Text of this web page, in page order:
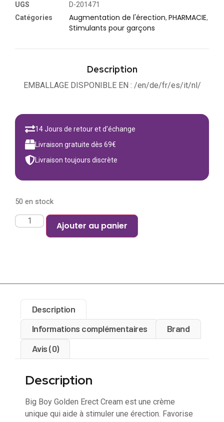
UGS
D-201471
Catégories
Augmentation de l'érection, PHARMACIE,
Stimulants pour garçons
Description
EMBALLAGE DISPONIBLE EN : /en/de/fr/es/it/nl/
14 Jours de retour et d'échange
Livraison gratuite dès 69€
Livraison toujours discrète
50 en stock
Ajouter au panier
Description
Informations complémentaires
Brand
Avis (0)
Description
Big Boy Golden Erect Cream est une crème
unique qui aide à stimuler une érection. Favorise